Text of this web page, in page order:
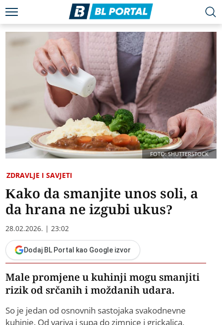
FOTO: SHUTTERSTOCK
ZDRAVLJE I SAVJETI
Kako da smanjite unos soli, a
da hrana ne izgubi ukus?
28.02.2026. | 23:02
Dodaj BL Portal kao Google izvor
Male promjene u kuhinji mogu smanjiti
rizik od srčanih i moždanih udara.
So je jedan od osnovnih sastojaka svakodnevne
kuhinje. Od variva i supa do zimnice i grickalica,